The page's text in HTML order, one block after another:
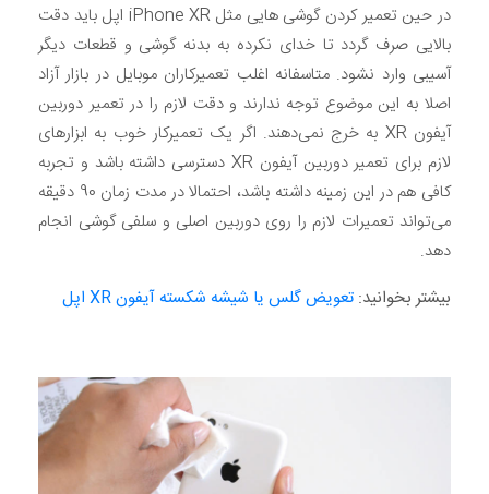
در حین تعمیر کردن گوشی هایی مثل iPhone XR اپل باید دقت
بالایی صرف گردد تا خدای نکرده به بدنه گوشی و قطعات دیگر
آسیبی وارد نشود. متاسفانه اغلب تعمیرکاران موبایل در بازار آزاد
اصلا به این موضوع توجه ندارند و دقت لازم را در تعمیر دوربین
آیفون XR به خرج نمی‌دهند. اگر یک تعمیرکار خوب به ابزارهای
لازم برای تعمیر دوربین آیفون XR دسترسی داشته باشد و تجربه
کافی هم در این زمینه داشته باشد، احتمالا در مدت زمان 90 دقیقه
می‌تواند تعمیرات لازم را روی دوربین اصلی و سلفی گوشی انجام
دهد.
بیشتر بخوانید: تعویض گلس یا شیشه شکسته آیفون XR اپل